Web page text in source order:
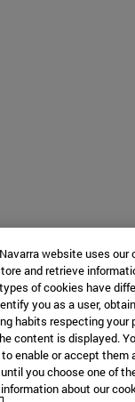
website uses our
and retrieve
of cookies have
you as a user,
habits respecting your
content is displayed.
enable or accept them
you choose one of
about our